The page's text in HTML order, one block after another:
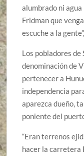
alumbrado ni
Fridman que
escuche a la
Los pobladores de
denominación de
pertenecer a
independencia
aparezca dueño,
poniente del
“Eran terrenos
hacer la carretera